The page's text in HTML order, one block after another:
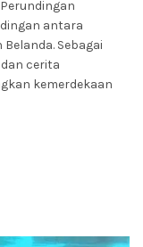
antara
Sebagai
cerita
kemerdekaan